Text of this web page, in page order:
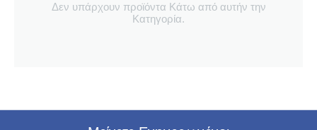
Δεν υπάρχουν προϊόντα Κάτω από αυτήν την
Κατηγορία.